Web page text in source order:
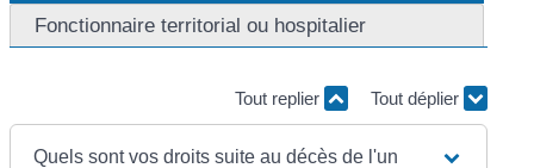
Fonctionnaire territorial ou hospitalier
Tout replier Tout déplier
Quels sont vos droits suite au décès de l'un